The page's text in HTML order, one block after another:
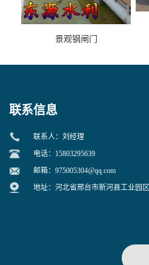
景观钢闸门
联系信息
联系人：刘经理
电话：15803295639
邮箱： 975005304@qq.com
地址：河北省邢台市新河县工业园区